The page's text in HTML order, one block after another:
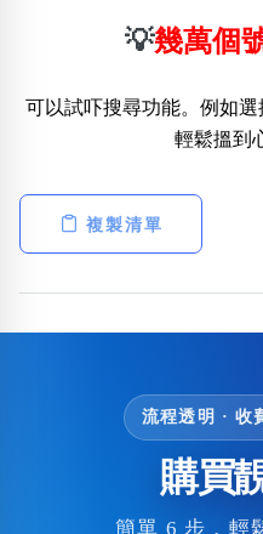
💡幾萬個
可以試吓搜尋功能。例如
輕鬆搵到
複製清單
流程透明 · 收
購買
簡單 6 步，輕